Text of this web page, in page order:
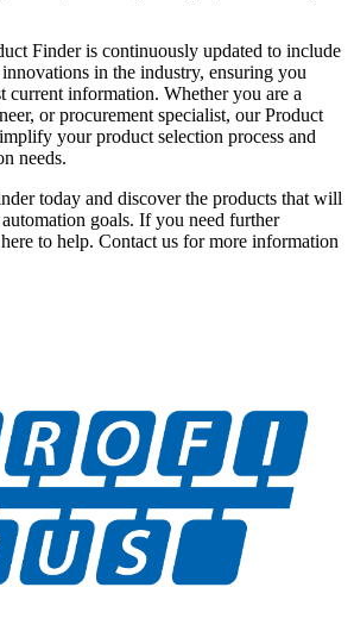
Finder is continuously updated to include
in the industry, ensuring you
current information. Whether you are a
or procurement specialist, our Product
your product selection process and
needs.
today and discover the products that will
goals. If you need further
to help. Contact us for more information